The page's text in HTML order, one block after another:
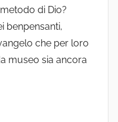
di Dio?
benpensanti,
che per loro
museo sia ancora